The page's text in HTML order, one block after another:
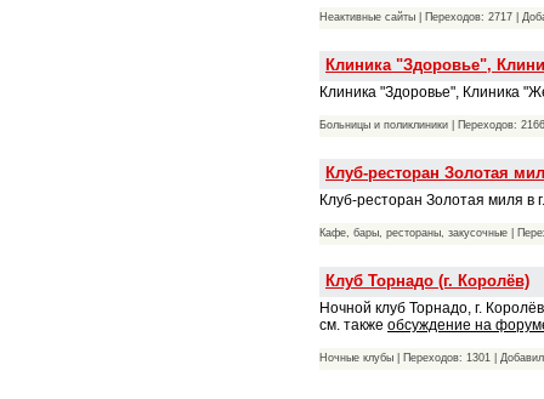
Неактивные сайты | Переходов: 2717 |
Клиника "Здоровье",
Клиника "Здоровье", Клиника
Больницы и поликлиники | Переходов:
Клуб-ресторан Золотая
Клуб-ресторан Золотая миля в
Кафе, бары, рестораны, закусочные |
Клуб Торнадо (г. Королёв)
Ночной клуб Торнадо, г. Королёв
см. также обсуждение на
Ночные клубы | Переходов: 1301 |